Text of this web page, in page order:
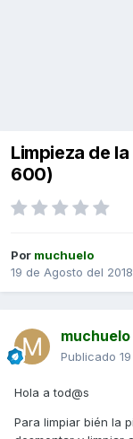
Limpieza de
600)
Por muchuelo
19 de Agosto del 2018
muchuelo
Publicado
Hola a tod@s
Para limpiar bién la